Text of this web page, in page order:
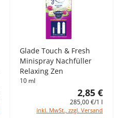
Glade Touch & Fresh
Minispray Nachfüller
Relaxing Zen
10 ml
2,85 €
285,00 €/1 l
inkl. MwSt., zzgl. Versand